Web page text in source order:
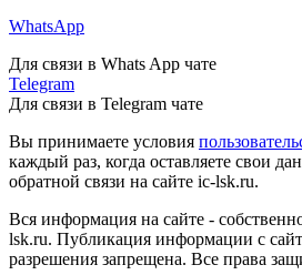
WhatsApp
Для связи в Whats App чате
Telegram
Для связи в Telegram чате
Вы принимаете условия
каждый раз, когда оставляете свои
обратной связи на сайте ic-lsk.ru.
Вся информация на сайте -
lsk.ru. Публикация информации с
разрешения запрещена. Все права